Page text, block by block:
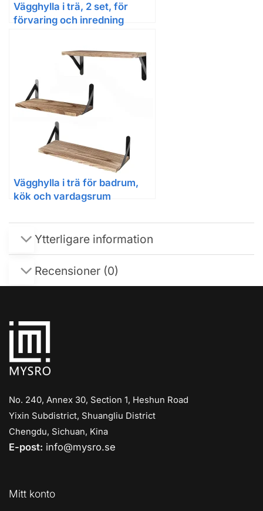
Vägghylla i trä, 2 set, för
förvaring och inredning
Vägghylla i trä för badrum,
kök och vardagsrum
Ytterligare information
Recensioner (0)
No. 240, Annex 30, Section 1, Heshun Road
Yixin Subdistrict, Shuangliu District
Chengdu, Sichuan, Kina
E-post: info@mysro.se
Mitt konto